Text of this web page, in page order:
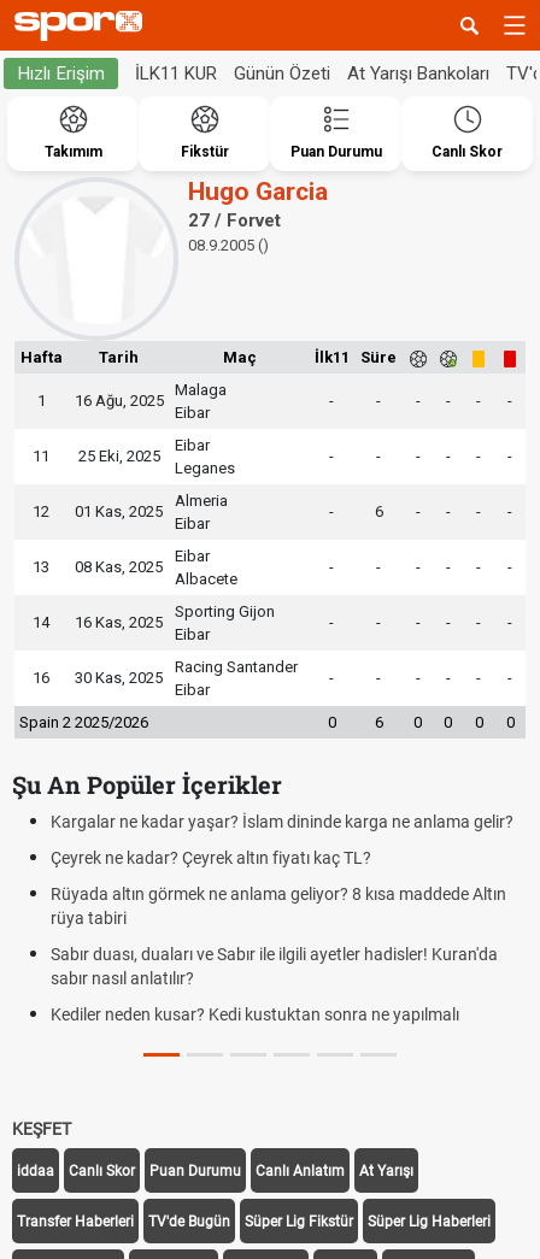
Hızlı Erişim İLK11 KUR Günün Özeti At Yarışı Bankoları
Takımım Fikstür Puan Durumu Canlı Skor
Hugo Garcia
27 / Forvet
08.9.2005 ()
Hafta Tarih Maç İlk11 Süre
1 16 Ağu, 2025
Malaga
Eibar
- - - - - -
11 25 Eki, 2025
Eibar
Leganes
- - - - - -
12 01 Kas, 2025
Almeria
Eibar
- 6 - - - -
13 08 Kas, 2025
Eibar
Albacete
- - - - - -
14 16 Kas, 2025
Sporting Gijon
Eibar
- - - - - -
16 30 Kas, 2025
Racing Santander
Eibar
- - - - - -
Spain 2 2025/2026 0 6 0 0 0 0
Şu An Popüler İçerikler
Kargalar ne kadar yaşar? İslam dininde karga ne anlama gelir?
Çeyrek ne kadar? Çeyrek altın fiyatı kaç TL?
Rüyada altın görmek ne anlama geliyor? 8 kısa maddede Altın
rüya tabiri
Sabır duası, duaları ve Sabır ile ilgili ayetler hadisler! Kuran'da
sabır nasıl anlatılır?
Kediler neden kusar? Kedi kustuktan sonra ne yapılmalı
KEŞFET
iddaa Canlı Skor Puan Durumu Canlı Anlatım At Yarışı
Transfer Haberleri TV'de Bugün Süper Lig Fikstür Süper Lig Haberleri